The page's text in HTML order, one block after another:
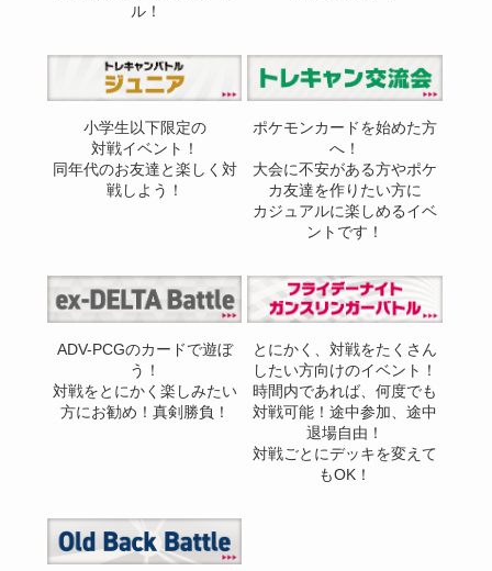
ル！
小学生以下限定の
対戦イベント！
同年代のお友達と楽しく対
戦しよう！
ポケモンカードを始めた方
へ！
大会に不安がある方やポケ
カ友達を作りたい方に
カジュアルに楽しめるイベ
ントです！
ADV-PCGのカードで遊ぼ
う！
対戦をとにかく楽しみたい
方にお勧め！真剣勝負！
とにかく、対戦をたくさん
したい方向けのイベント！
時間内であれば、何度でも
対戦可能！途中参加、途中
退場自由！
対戦ごとにデッキを変えて
もOK！